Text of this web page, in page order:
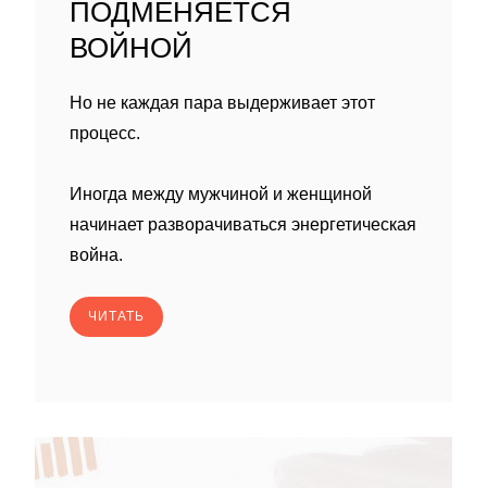
ПОДМЕНЯЕТСЯ
ВОЙНОЙ
Но не каждая пара выдерживает этот
процесс.
Иногда между мужчиной и женщиной
начинает разворачиваться энергетическая
война.
ЧИТАТЬ